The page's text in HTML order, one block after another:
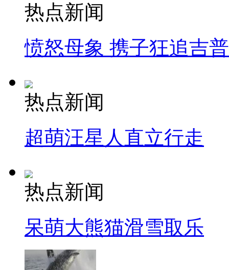
热点新闻
愤怒母象 携子狂追吉
热点新闻
超萌汪星人直立行走
热点新闻
呆萌大熊猫滑雪取乐